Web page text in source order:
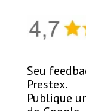
Seu
Prestex.
Publique